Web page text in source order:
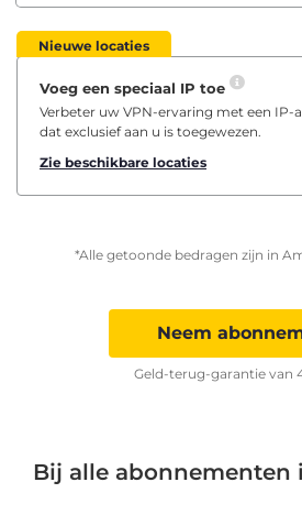
Nieuwe locaties
Voeg een speciaal IP toe
Verbeter uw VPN-ervaring met een IP-
dat exclusief aan u is toegewezen.
Zie beschikbare locaties
*Alle getoonde bedragen zijn in
Neem
Geld-terug-garantie van
Bij alle abonnementen